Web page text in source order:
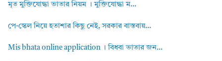
মৃত মুক্তিযোদ্ধা ভাতার নিয়ম । মুক্তিযোদ্ধা ম...
পে-স্কেল নিয়ে হতাশার কিছু নেই, সরকার বাস্তবায়...
Mis bhata online application । বিধবা ভাতার জন...